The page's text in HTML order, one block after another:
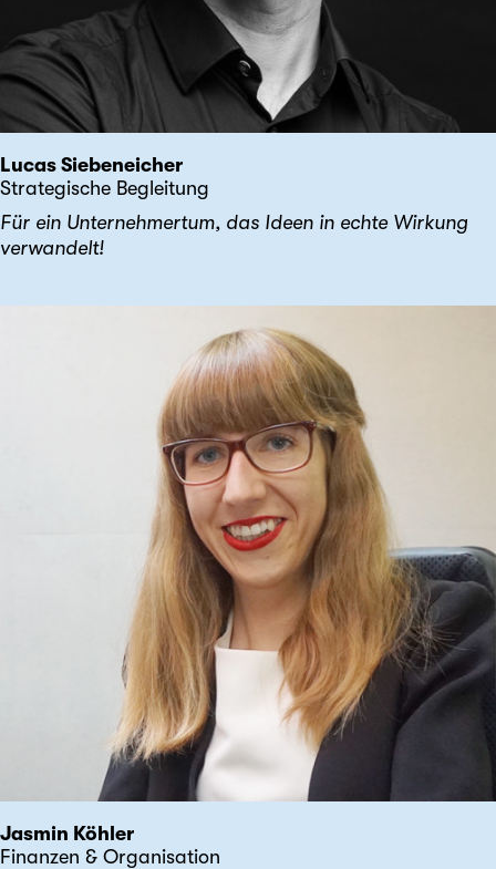
Lucas Siebeneicher
Strategische Begleitung
Für ein Unternehmertum, das Ideen in echte Wirkung
verwandelt!
Jasmin Köhler
Finanzen & Organisation